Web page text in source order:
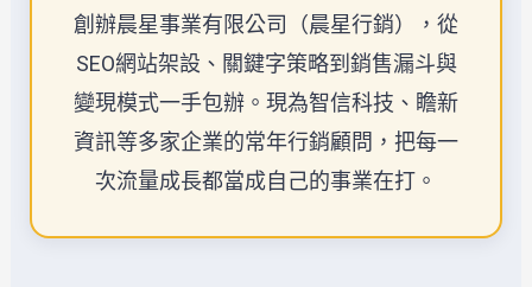
創辦晨星事業有限公司（晨星行銷），從
SEO網站架設、關鍵字策略到銷售漏斗與
變現模式一手包辦。現為智信科技、瞻新
資訊等多家企業的常年行銷顧問，把每一
次流量成長都當成自己的事業在打。